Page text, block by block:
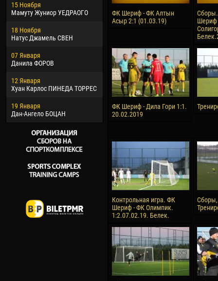
15 Ноября
Мамуту Жуниор УЕДРАОГО
18 Ноября
Натус Джамель СВЕН
07 Января
Данила ФОРОВ
12 Января
Хуан Карлос ПИНЕДА ТОРРЕС
19 Января
Дан-Ангело БОЦАН
Эммануэль АФЕТСЕ
20 Марта
22 Марта
Самба КОНЕ
26 Марта
Витор Уго Морайс де
ОЛИВЕЙРА
28 Марта
Раи ЛОПЕС ДЕ ОЛИВЕЙРА
24
28
10
15
ФК Шериф - ФК Алтын
Асыр 2:1 (01.03.19)
Шериф
ФК Шериф - Дила Гори 1:1.
20.02.2019
Контрольная игра. ФК
Шериф - ФК Олимпик.
1:2.07.02.19. Белек.